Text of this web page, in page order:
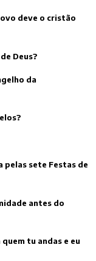
deve o cristão
Deus?
da
pelas sete Festas de
antes do
tu andas e eu